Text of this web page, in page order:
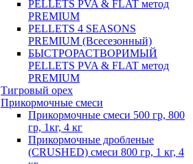
PELLETS PVA & FLAT метод
PREMIUM
PELLETS 4 SEASONS
PREMIUM (Всесезонный)
БЫСТРОРАСТВОРИМЫЙ
PELLETS PVA & FLAT метод
PREMIUM
Тигровый орех
Прикормочные смеси
Прикормочные смеси 500 гр, 800
гр, 1кг, 4 кг
Прикормочные дробленые
(CRUSHED) смеси 800 гр, 1 кг, 4